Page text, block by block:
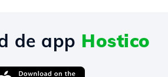
de app Hostico